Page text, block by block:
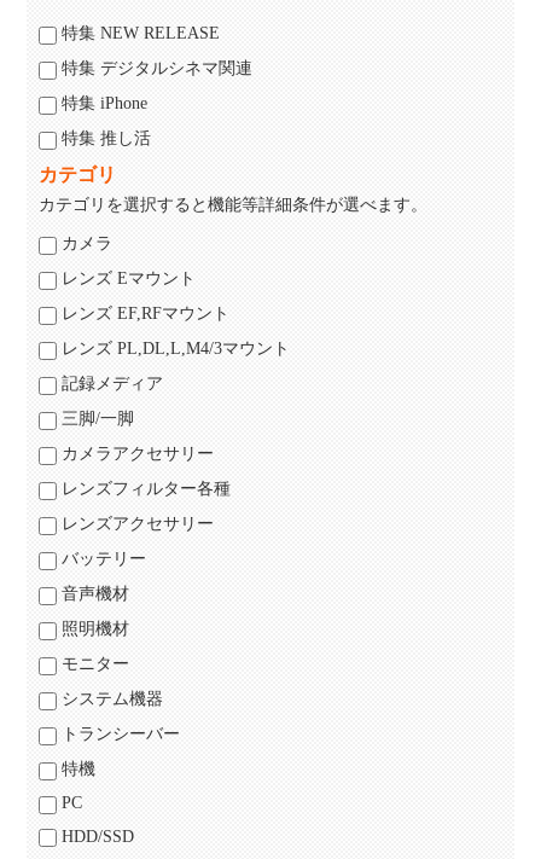
特集 NEW RELEASE
特集 デジタルシネマ関連
特集 iPhone
特集 推し活
カテゴリ
カテゴリを選択すると機能等詳細条件が選べます。
カメラ
レンズ Eマウント
レンズ EF,RFマウント
レンズ PL,DL,L,M4/3マウント
記録メディア
三脚/一脚
カメラアクセサリー
レンズフィルター各種
レンズアクセサリー
バッテリー
音声機材
照明機材
モニター
システム機器
トランシーバー
特機
PC
HDD/SSD